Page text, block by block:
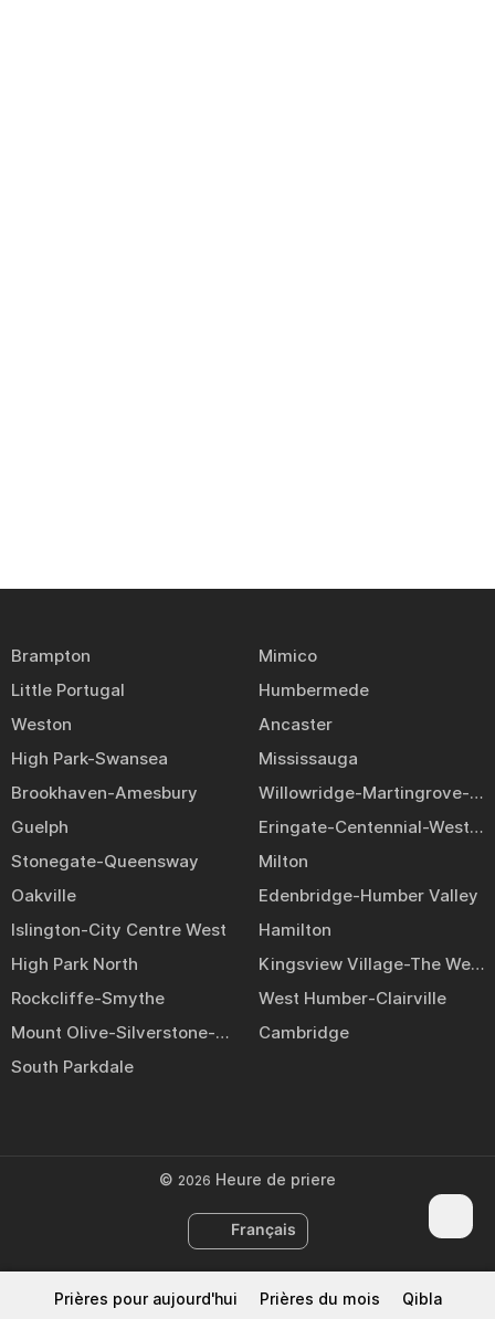
Prières pour aujourd'hui Prières du mois Qibla
Brampton
Mimico
Little Portugal
Humbermede
Weston
Ancaster
High Park-Swansea
Mississauga
Brookhaven-Amesbury
Willowridge-Martingrove-Richview
Guelph
Eringate-Centennial-West Deane
Stonegate-Queensway
Milton
Oakville
Edenbridge-Humber Valley
Islington-City Centre West
Hamilton
High Park North
Kingsview Village-The Westway
Rockcliffe-Smythe
West Humber-Clairville
Mount Olive-Silverstone-Jamestown
Cambridge
South Parkdale
© 2026 Heure de priere
Français